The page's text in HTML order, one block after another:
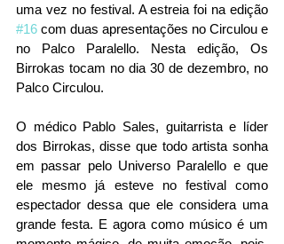
#16 com duas apresentações no Circulou e
no Palco Paralello. Nesta edição, Os
Birrokas tocam no dia 30 de dezembro, no
Palco Circulou.
O médico Pablo Sales, guitarrista e líder
dos Birrokas, disse que todo artista sonha
em passar pelo Universo Paralello e que
ele mesmo já esteve no festival como
espectador dessa que ele considera uma
grande festa. E agora como músico é um